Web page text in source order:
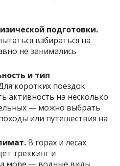
подготовки.
взбираться на
не занимались
и тип
коротких поездок
активность на несколько
— можно выбрать
или путешествия на
В горах и лесах
треккинг и